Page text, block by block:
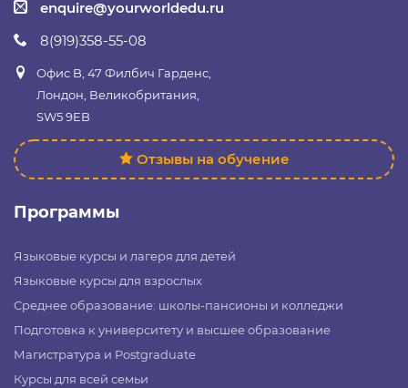
enquire@yourworldedu.ru
8(919)358-55-08
Офис B, 47 Филбич Гарденс,
Лондон, Великобритания,
SW5 9EB
Отзывы на обучение
Программы
Языковые курсы и лагеря для детей
Языковые курсы для взрослых
Среднее образование: школы-пансионы и колледжи
Подготовка к университету и высшее образование
Магистратура и Postgraduate
Курсы для всей семьи